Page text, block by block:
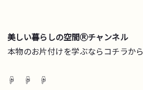
美しい暮らしの空間Ⓡチャンネル
本物のお片付けを学ぶならコチラから
☟ ☟ ☟